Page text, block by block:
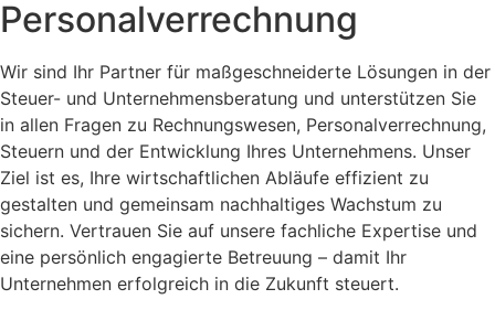
Personalverrechnung
Wir sind Ihr Partner für maßgeschneiderte Lösungen in der
Steuer- und Unternehmensberatung und unterstützen Sie
in allen Fragen zu Rechnungswesen, Personalverrechnung,
Steuern und der Entwicklung Ihres Unternehmens. Unser
Ziel ist es, Ihre wirtschaftlichen Abläufe effizient zu
gestalten und gemeinsam nachhaltiges Wachstum zu
sichern. Vertrauen Sie auf unsere fachliche Expertise und
eine persönlich engagierte Betreuung – damit Ihr
Unternehmen erfolgreich in die Zukunft steuert.